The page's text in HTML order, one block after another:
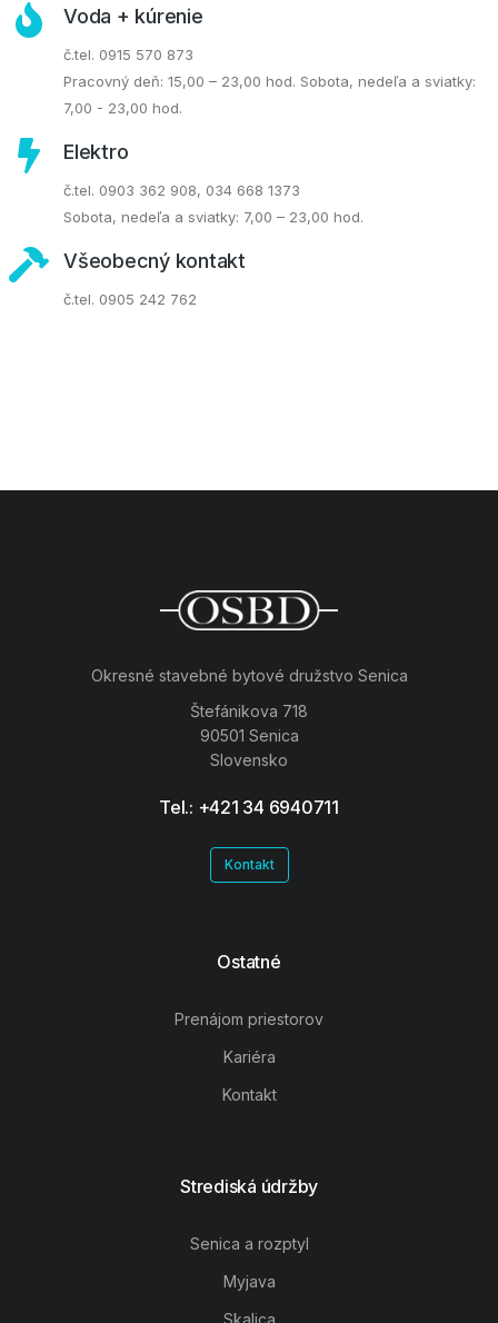
Voda + kúrenie
č.tel. 0915 570 873
Pracovný deň: 15,00 – 23,00 hod. Sobota, nedeľa a sviatky:
7,00 - 23,00 hod.
Elektro
č.tel. 0903 362 908, 034 668 1373
Sobota, nedeľa a sviatky: 7,00 – 23,00 hod.
Všeobecný kontakt
č.tel. 0905 242 762
Okresné stavebné bytové družstvo Senica
Štefánikova 718
90501 Senica
Slovensko
Tel.: +421 34 6940711
Kontakt
Ostatné
Prenájom priestorov
Kariéra
Kontakt
Strediská údržby
Senica a rozptyl
Myjava